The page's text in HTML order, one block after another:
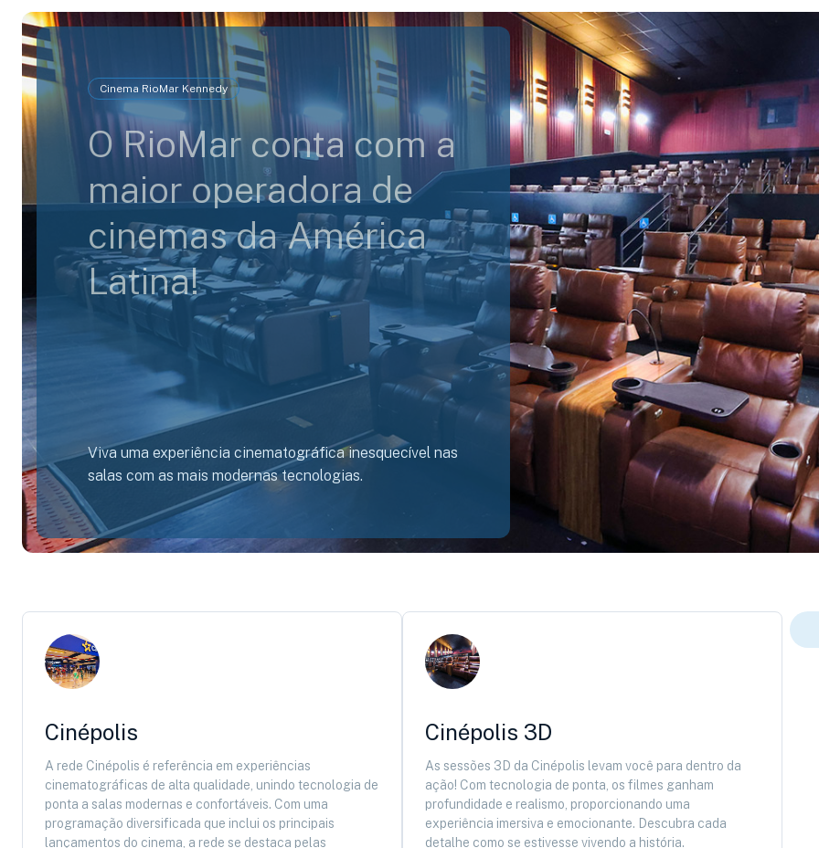
Cinema RioMar Kennedy
O RioMar conta com a
maior operadora de
cinemas da América
Latina!
Viva uma experiência cinematográfica inesquecível nas
salas com as mais modernas tecnologias.
Cinépolis
A rede Cinépolis é referência em experiências
cinematográficas de alta qualidade, unindo tecnologia de
ponta a salas modernas e confortáveis. Com uma
programação diversificada que inclui os principais
lançamentos do cinema, a rede se destaca pelas
Cinépolis 3D
As sessões 3D da Cinépolis levam você para dentro da
ação! Com tecnologia de ponta, os filmes ganham
profundidade e realismo, proporcionando uma
experiência imersiva e emocionante. Descubra cada
detalhe como se estivesse vivendo a história.